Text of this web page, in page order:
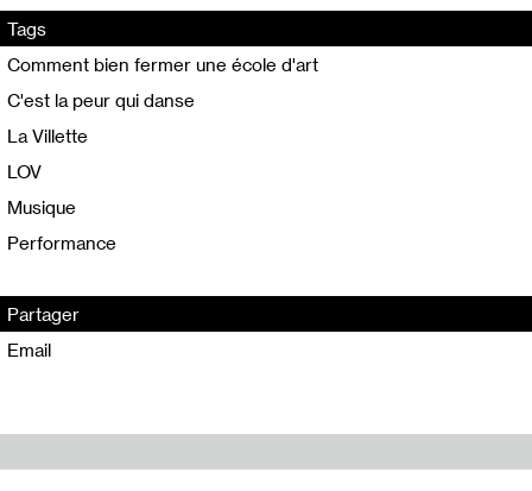
Tags
Comment bien fermer une école d'art
C'est la peur qui danse
La Villette
LOV
Musique
Performance
Partager
Email